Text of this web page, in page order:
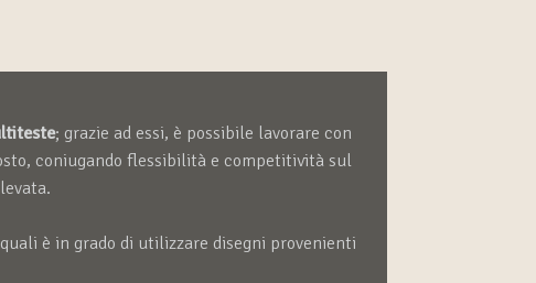
; grazie ad essi, è possibile lavorare con
coniugando flessibilità e competitività sul
è in grado di utilizzare disegni provenienti